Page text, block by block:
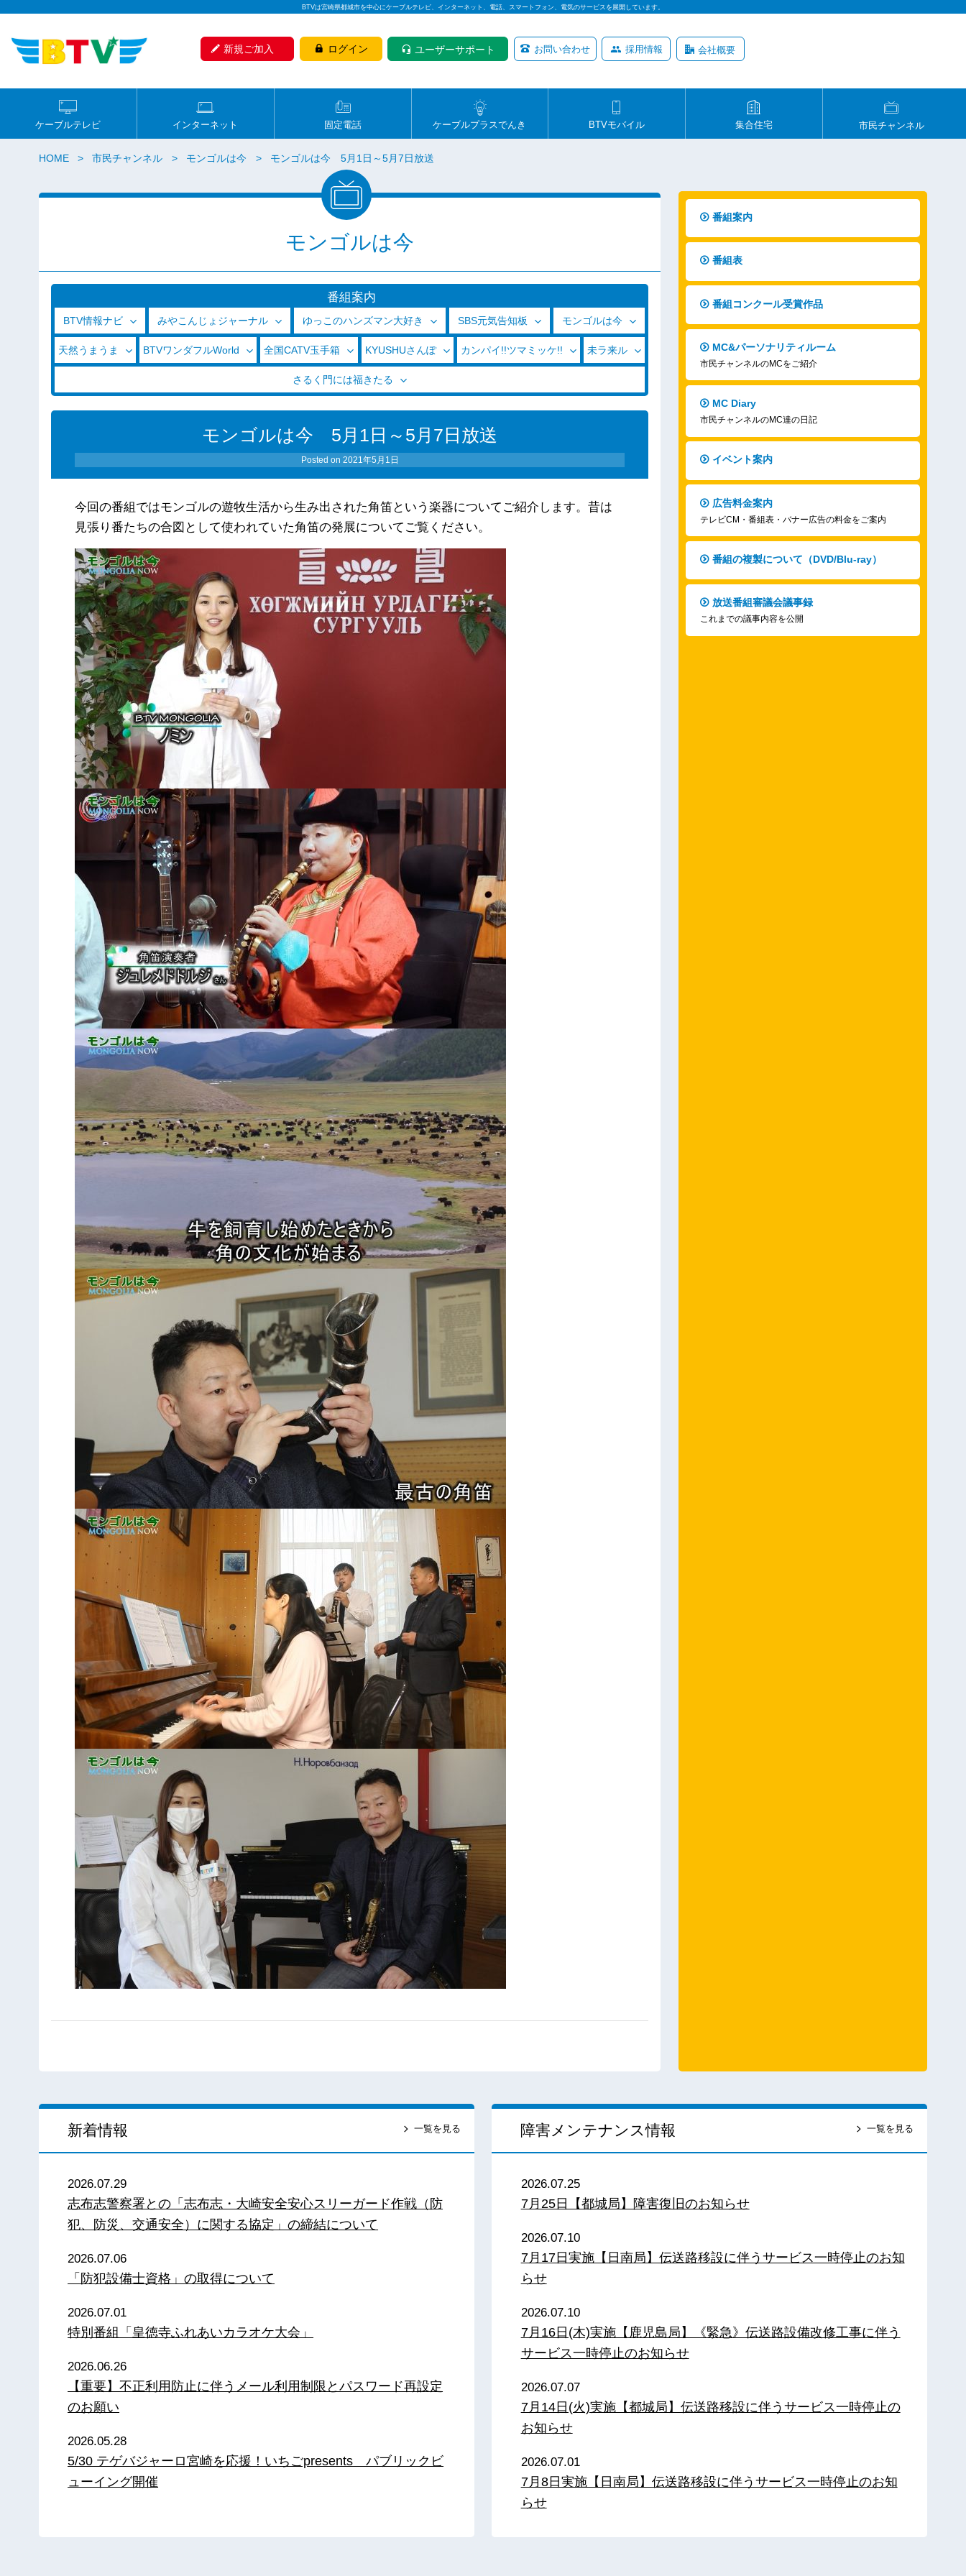
BTVは宮崎県都城市を中心にケーブルテレビ、インターネット、電話、スマートフォン、電気のサービスを展開しています。
新規ご加入 ログイン ユーザーサポート お問い合わせ 採用情報 会社概要
ケーブルテレビ インターネット 固定電話 ケーブルプラスでんき BTVモバイル 集合住宅 市民チャンネル
HOME 市民チャンネル モンゴルは今 モンゴルは今 5月1日～5月7日放送
モンゴルは今
番組案内
BTV情報ナビ みやこんじょジャーナル ゆっこのハンズマン大好き SBS元気告知板 モンゴルは今
天然うまうま BTVワンダフルWorld 全国CATV玉手箱 KYUSHUさんぽ カンパイ!!ツマミッケ!! 未ラ来ル
さるく門には福きたる
モンゴルは今 5月1日～5月7日放送
Posted on 2021年5月1日
今回の番組ではモンゴルの遊牧生活から生み出された角笛という楽器についてご紹介します。昔は
見張り番たちの合図として使われていた角笛の発展についてご覧ください。
番組案内
番組表
番組コンクール受賞作品
MC&パーソナリティルーム
市民チャンネルのMCをご紹介
MC Diary
市民チャンネルのMC達の日記
イベント案内
広告料金案内
テレビCM・番組表・バナー広告の料金をご案内
番組の複製について（DVD/Blu-ray）
放送番組審議会議事録
これまでの議事内容を公開
新着情報 一覧を見る
2026.07.29
志布志警察署との「志布志・大崎安全安心スリーガード作戦（防
犯、防災、交通安全）に関する協定」の締結について
2026.07.06
「防犯設備士資格」の取得について
2026.07.01
特別番組「皇徳寺ふれあいカラオケ大会」
2026.06.26
【重要】不正利用防止に伴うメール利用制限とパスワード再設定
のお願い
2026.05.28
5/30 テゲバジャーロ宮崎を応援！いちごpresents パブリックビ
ューイング開催
障害メンテナンス情報 一覧を見る
2026.07.25
7月25日【都城局】障害復旧のお知らせ
2026.07.10
7月17日実施【日南局】伝送路移設に伴うサービス一時停止のお知
らせ
2026.07.10
7月16日(木)実施【鹿児島局】《緊急》伝送路設備改修工事に伴う
サービス一時停止のお知らせ
2026.07.07
7月14日(火)実施【都城局】伝送路移設に伴うサービス一時停止の
お知らせ
2026.07.01
7月8日実施【日南局】伝送路移設に伴うサービス一時停止のお知
らせ